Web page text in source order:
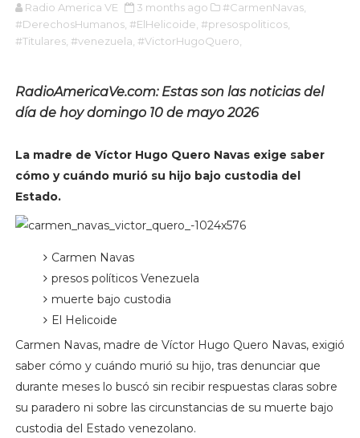
Radio America VE 3 months ago
#CarmenNavas,
#DerechosHumanos, #ElHelicoide, #presospoliticos,
#Titulares, #venezuela, #VictorHugoQuero,
RadioAmericaVe.com: Estas son las noticias del
día de hoy domingo 10 de mayo 2026
La madre de Víctor Hugo Quero Navas exige saber
cómo y cuándo murió su hijo bajo custodia del
Estado.
Carmen Navas
presos políticos Venezuela
muerte bajo custodia
El Helicoide
Carmen Navas, madre de Víctor Hugo Quero Navas, exigió
saber cómo y cuándo murió su hijo, tras denunciar que
durante meses lo buscó sin recibir respuestas claras sobre
su paradero ni sobre las circunstancias de su muerte bajo
custodia del Estado venezolano.